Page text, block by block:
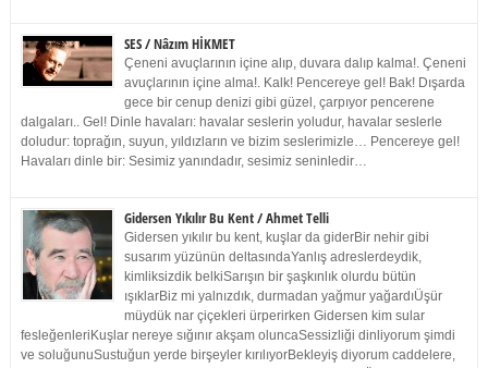
SES / Nâzım HİKMET
Çeneni avuçlarının içine alıp, duvara dalıp kalma!. Çeneni
avuçlarının içine alma!. Kalk! Pencereye gel! Bak! Dışarda
gece bir cenup denizi gibi güzel, çarpıyor pencerene
dalgaları.. Gel! Dinle havaları: havalar seslerin yoludur, havalar seslerle
doludur: toprağın, suyun, yıldızların ve bizim seslerimizle… Pencereye gel!
Havaları dinle bir: Sesimiz yanındadır, sesimiz seninledir…
Gidersen Yıkılır Bu Kent / Ahmet Telli
Gidersen yıkılır bu kent, kuşlar da giderBir nehir gibi
susarım yüzünün deltasındaYanlış adreslerdeydik,
kimliksizdik belkiSarışın bir şaşkınlık olurdu bütün
ışıklarBiz mi yalnızdık, durmadan yağmur yağardıÜşür
müydük nar çiçekleri ürperirken Gidersen kim sular
fesleğenleriKuşlar nereye sığınır akşam oluncaSessizliği dinliyorum şimdi
ve soluğunuSustuğun yerde birşeyler kırılıyorBekleyiş diyorum caddelere,